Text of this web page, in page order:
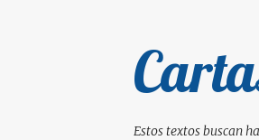
Estos textos buscan